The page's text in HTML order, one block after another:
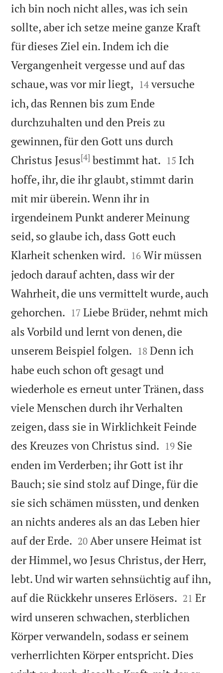
ich bin noch nicht alles, was ich sein
sollte, aber ich setze meine ganze Kraft
für dieses Ziel ein. Indem ich die
Vergangenheit vergesse und auf das
schaue, was vor mir liegt, 

14 versuche
ich, das Rennen bis zum Ende
durchzuhalten und den Preis zu
gewinnen, für den Gott uns durch
Christus Jesus[4] bestimmt hat. 

15 Ich
hoffe, ihr, die ihr glaubt, stimmt darin
mit mir überein. Wenn ihr in
irgendeinem Punkt anderer Meinung
seid, so glaube ich, dass Gott euch
Klarheit schenken wird. 

16 Wir müssen
jedoch darauf achten, dass wir der
Wahrheit, die uns vermittelt wurde, auch
gehorchen. 

17 Liebe Brüder, nehmt mich
als Vorbild und lernt von denen, die
unserem Beispiel folgen. 

18 Denn ich
habe euch schon oft gesagt und
wiederhole es erneut unter Tränen, dass
viele Menschen durch ihr Verhalten
zeigen, dass sie in Wirklichkeit Feinde
des Kreuzes von Christus sind. 

19 Sie
enden im Verderben; ihr Gott ist ihr
Bauch; sie sind stolz auf Dinge, für die
sie sich schämen müssten, und denken
an nichts anderes als an das Leben hier
auf der Erde. 

20 Aber unsere Heimat ist
der Himmel, wo Jesus Christus, der Herr,
lebt. Und wir warten sehnsüchtig auf ihn,
auf die Rückkehr unseres Erlösers. 

21 Er
wird unseren schwachen, sterblichen
Körper verwandeln, sodass er seinem
verherrlichten Körper entspricht. Dies